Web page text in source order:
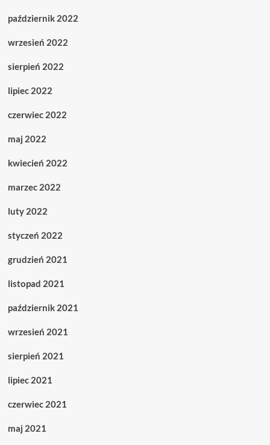
październik 2022
wrzesień 2022
sierpień 2022
lipiec 2022
czerwiec 2022
maj 2022
kwiecień 2022
marzec 2022
luty 2022
styczeń 2022
grudzień 2021
listopad 2021
październik 2021
wrzesień 2021
sierpień 2021
lipiec 2021
czerwiec 2021
maj 2021